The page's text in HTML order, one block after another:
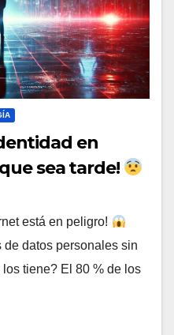
en
sea tarde!
está en peligro!
datos personales sin
tiene? El 80 % de los